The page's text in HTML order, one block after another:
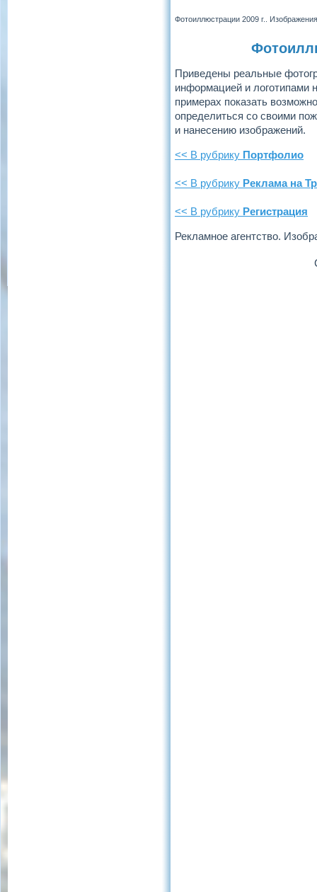
Фотоиллюстрации 2009 г..
Приведены реальные
информацией и логотипами
примерах показать
определиться со своими
и нанесению изображений.
<< В рубрику Портфолио
<< В рубрику Реклама на
<< В рубрику Регистрация
Рекламное агентство.